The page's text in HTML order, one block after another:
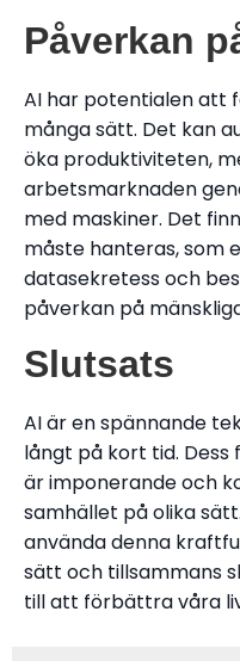
Påverkan
AI har potentialen att
många sätt. Det kan
öka produktiviteten,
arbetsmarknaden
med maskiner. Det
måste hanteras, som
datasekretess och
påverkan på
Slutsats
AI är en spännande
långt på kort tid.
är imponerande och
samhället på olika
använda denna
sätt och tillsammans
till att förbättra våra